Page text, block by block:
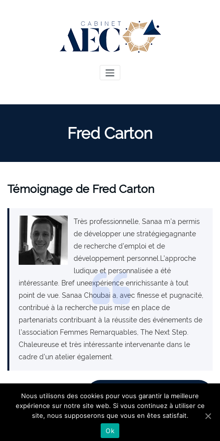
Fred Carton
Témoignage de Fred Carton
Très professionnelle, Sanaa m’a permis
de développer une stratégiegagnante
de recherche d’emploi et de
développement personnel.L’approche
ludique et personnalisée a été
intéressante. Bref uneexpérience enrichissante à tout
point de vue. Sanaa Choubai a, avec finesse et pugnacité,
contribué à la recherche puis mise en place de
partenariats contribuant à la réussite des événements de
l’association Femmes Remarquables, The Next Step.
Chaleureuse et très intéressante intervenante dans le
cadre d’un atelier également.
Retour aux témoignages
Copyright AEC Coaching.
Nous utilisons des cookies pour vous garantir la meilleure
expérience sur notre site web. Si vous continuez à utiliser ce
site, nous supposerons que vous en êtes satisfait.
Ok